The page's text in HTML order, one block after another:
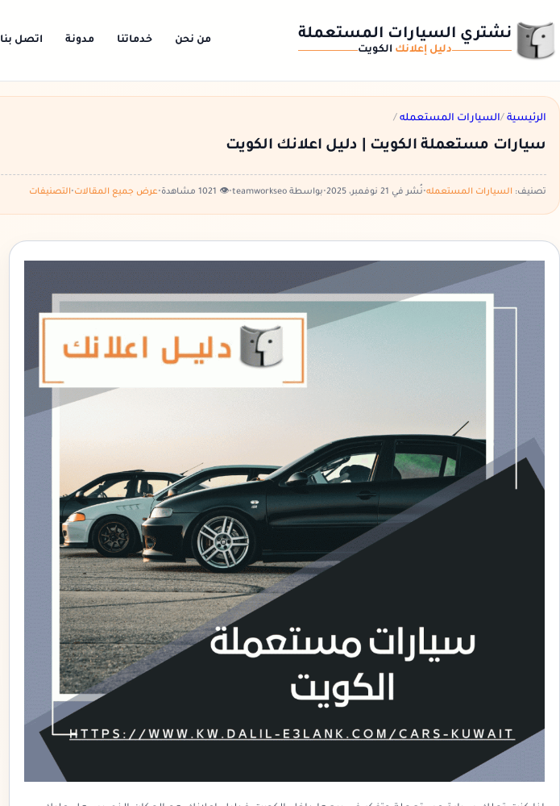
نشتري السيارات المستعملة
دليل إعلانك الكويت
من نحن خدماتنا مدونة اتصل بنا
الرئيسية /السيارات المستعمله /
سيارات مستعملة الكويت | دليل اعلانك الكويت
تصنيف: السيارات المستعمله•نُشر في 21 نوفمبر، 2025 •بواسطة teamworkseo •👁️ 1021 مشاهدة •عرض جميع المقالات•التصنيفات